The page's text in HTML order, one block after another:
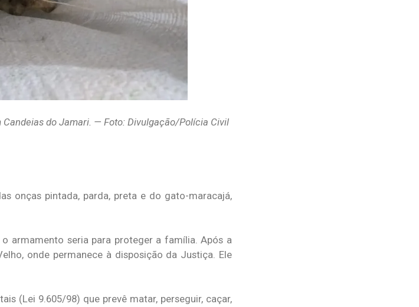
do Jamari. — Foto: Divulgação/Polícia Civil
onças pintada, parda, preta e do gato-maracajá,
armamento seria para proteger a família. Após a
onde permanece à disposição da Justiça. Ele
(Lei 9.605/98) que prevê matar, perseguir, caçar,